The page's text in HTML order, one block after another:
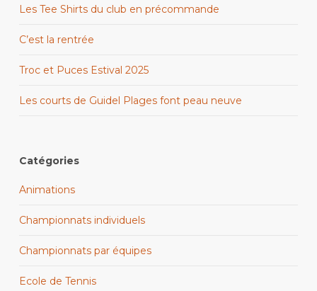
Les Tee Shirts du club en précommande
C’est la rentrée
Troc et Puces Estival 2025
Les courts de Guidel Plages font peau neuve
Catégories
Animations
Championnats individuels
Championnats par équipes
Ecole de Tennis